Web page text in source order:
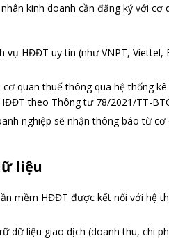
kinh doanh cần đăng ký với cơ
vụ HĐĐT uy tín (như VNPT, Viettel,
quan thuế thông qua hệ thống
theo Thông tư 78/2021/TT-
nghiệp sẽ nhận thông báo từ
liệu
mềm HĐĐT được kết nối với hệ
dữ liệu giao dịch (doanh thu, chi